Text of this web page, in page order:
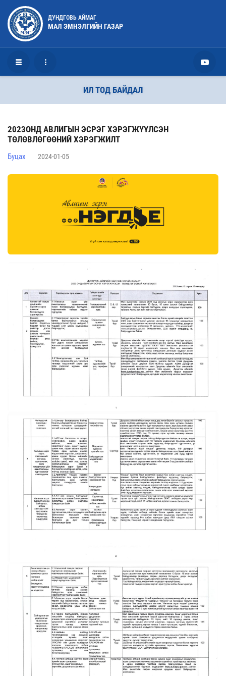
ДУНДГОВЬ АЙМАГ
МАЛ ЭМНЭЛГИЙН ГАЗАР
ИЛ ТОД БАЙДАЛ
2023ОНД АВЛИГЫН ЭСРЭГ ХЭРЭГЖҮҮЛСЭН
ТӨЛӨВЛӨГӨӨНИЙ ХЭРЭГЖИЛТ
Буцах 2024-01-05